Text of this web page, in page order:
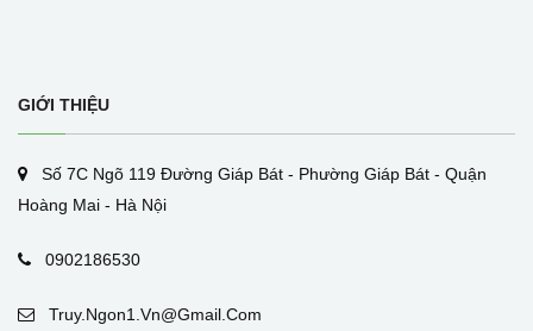
GIỚI THIỆU
Số 7C Ngõ 119 Đường Giáp Bát - Phường Giáp Bát - Quận
Hoàng Mai - Hà Nội
0902186530
Truy.ngon1.vn@gmail.com